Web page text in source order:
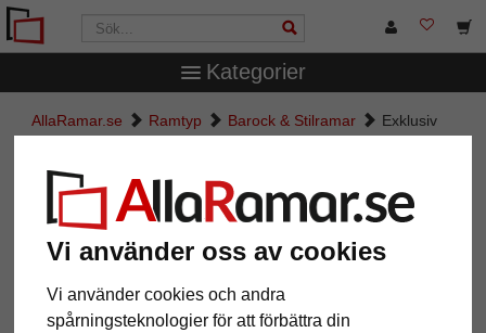
Vi använder oss av cookies
Vi använder cookies och andra
spårningsteknologier för att förbättra din
Kategorier
AllaRamar.se Ramtyp Barock & Stilramar
Exklusiv
Exklusiv träram Banias